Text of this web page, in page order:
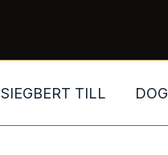
SIEGBERT TILL